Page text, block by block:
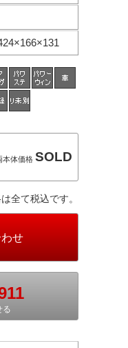
本体価格 SOLD
全て税込です。
る